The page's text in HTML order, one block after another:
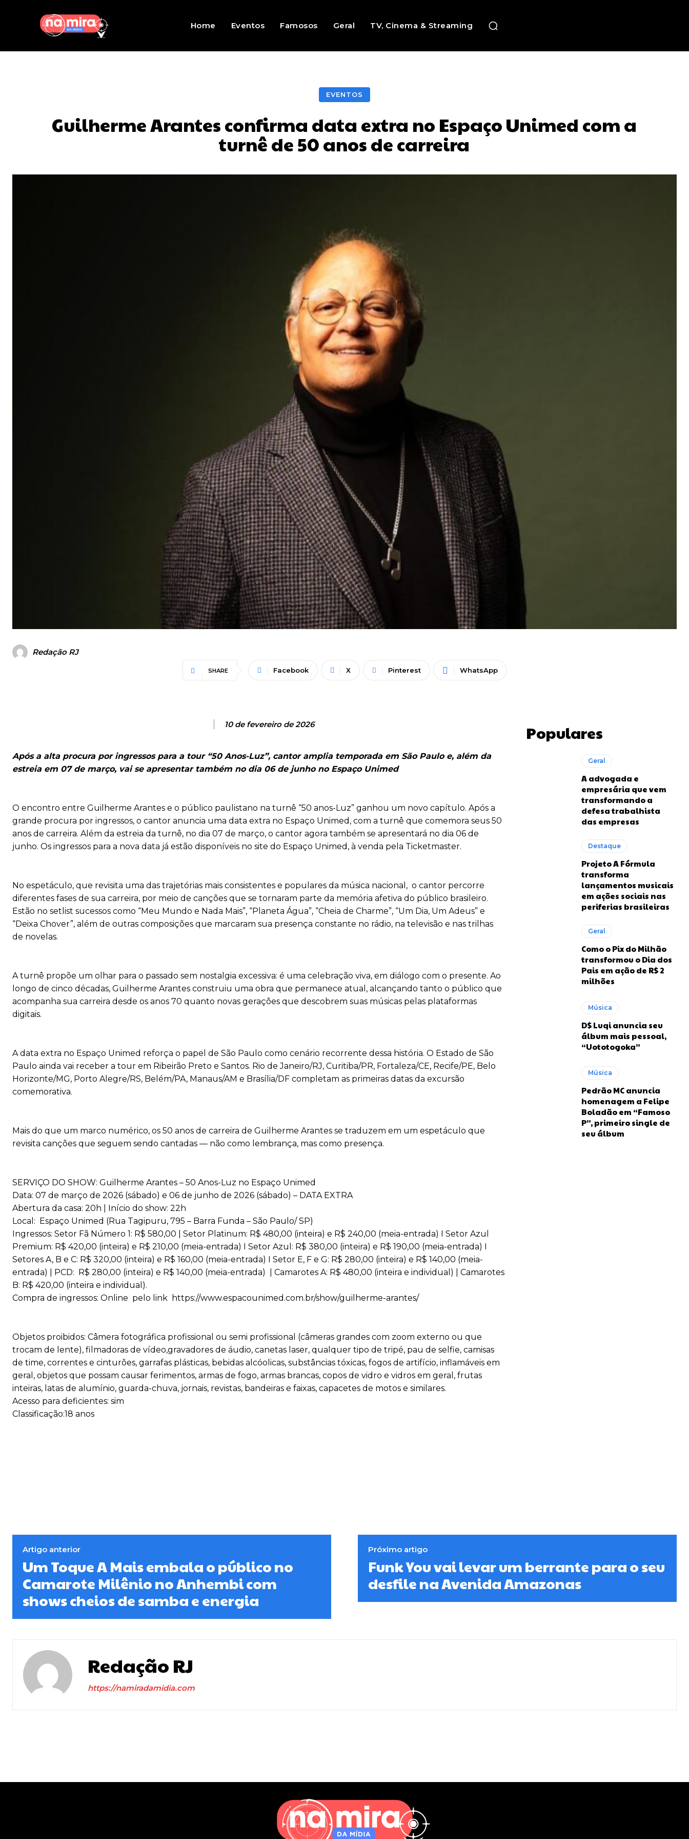
Home Eventos Famosos Geral TV, Cinema & Streaming
EVENTOS
Guilherme Arantes confirma data extra no Espaço Unimed com a
turnê de 50 anos de carreira
Redação RJ
SHARE Facebook X Pinterest WhatsApp
10 de fevereiro de 2026
Após a alta procura por ingressos para a tour “50 Anos-Luz”, cantor amplia temporada em São Paulo e, além da
estreia em 07 de março, vai se apresentar também no dia 06 de junho no Espaço Unimed
O encontro entre Guilherme Arantes e o público paulistano na turnê “50 anos-Luz” ganhou um novo capítulo. Após a
grande procura por ingressos, o cantor anuncia uma data extra no Espaço Unimed, com a turnê que comemora seus 50
anos de carreira. Além da estreia da turnê, no dia 07 de março, o cantor agora também se apresentará no dia 06 de
junho. Os ingressos para a nova data já estão disponíveis no site do Espaço Unimed, à venda pela Ticketmaster.
No espetáculo, que revisita uma das trajetórias mais consistentes e populares da música nacional, o cantor percorre
diferentes fases de sua carreira, por meio de canções que se tornaram parte da memória afetiva do público brasileiro.
Estão no setlist sucessos como “Meu Mundo e Nada Mais”, “Planeta Água”, “Cheia de Charme”, “Um Dia, Um Adeus” e
“Deixa Chover”, além de outras composições que marcaram sua presença constante no rádio, na televisão e nas trilhas
de novelas.
A turnê propõe um olhar para o passado sem nostalgia excessiva: é uma celebração viva, em diálogo com o presente. Ao
longo de cinco décadas, Guilherme Arantes construiu uma obra que permanece atual, alcançando tanto o público que
acompanha sua carreira desde os anos 70 quanto novas gerações que descobrem suas músicas pelas plataformas
digitais.
A data extra no Espaço Unimed reforça o papel de São Paulo como cenário recorrente dessa história. O Estado de São
Paulo ainda vai receber a tour em Ribeirão Preto e Santos. Rio de Janeiro/RJ, Curitiba/PR, Fortaleza/CE, Recife/PE, Belo
Horizonte/MG, Porto Alegre/RS, Belém/PA, Manaus/AM e Brasília/DF completam as primeiras datas da excursão
comemorativa.
Mais do que um marco numérico, os 50 anos de carreira de Guilherme Arantes se traduzem em um espetáculo que
revisita canções que seguem sendo cantadas — não como lembrança, mas como presença.
SERVIÇO DO SHOW: Guilherme Arantes – 50 Anos-Luz no Espaço Unimed
Data: 07 de março de 2026 (sábado) e 06 de junho de 2026 (sábado) – DATA EXTRA
Abertura da casa: 20h | Início do show: 22h
Local: Espaço Unimed (Rua Tagipuru, 795 – Barra Funda – São Paulo/ SP)
Ingressos: Setor Fã Número 1: R$ 580,00 | Setor Platinum: R$ 480,00 (inteira) e R$ 240,00 (meia-entrada) I Setor Azul
Premium: R$ 420,00 (inteira) e R$ 210,00 (meia-entrada) I Setor Azul: R$ 380,00 (inteira) e R$ 190,00 (meia-entrada) I
Setores A, B e C: R$ 320,00 (inteira) e R$ 160,00 (meia-entrada) I Setor E, F e G: R$ 280,00 (inteira) e R$ 140,00 (meia-
entrada) | PCD: R$ 280,00 (inteira) e R$ 140,00 (meia-entrada) | Camarotes A: R$ 480,00 (inteira e individual) | Camarotes
B: R$ 420,00 (inteira e individual).
Compra de ingressos: Online pelo link https://www.espacounimed.com.br/show/guilherme-arantes/
Objetos proibidos: Câmera fotográfica profissional ou semi profissional (câmeras grandes com zoom externo ou que
trocam de lente), filmadoras de vídeo,gravadores de áudio, canetas laser, qualquer tipo de tripé, pau de selfie, camisas
de time, correntes e cinturões, garrafas plásticas, bebidas alcóolicas, substâncias tóxicas, fogos de artifício, inflamáveis em
geral, objetos que possam causar ferimentos, armas de fogo, armas brancas, copos de vidro e vidros em geral, frutas
inteiras, latas de alumínio, guarda-chuva, jornais, revistas, bandeiras e faixas, capacetes de motos e similares.
Acesso para deficientes: sim
Classificação:18 anos
Populares
Geral
A advogada e
empresária que vem
transformando a
defesa trabalhista
das empresas
Destaque
Projeto A Fórmula
transforma
lançamentos musicais
em ações sociais nas
periferias brasileiras
Geral
Como o Pix do Milhão
transformou o Dia dos
Pais em ação de R$ 2
milhões
Música
D$ Luqi anuncia seu
álbum mais pessoal,
“Uototogoka”
Música
Pedrão MC anuncia
homenagem a Felipe
Boladão em “Famoso
P”, primeiro single de
seu álbum
Artigo anterior
Um Toque A Mais embala o público no
Camarote Milênio no Anhembi com
shows cheios de samba e energia
Próximo artigo
Funk You vai levar um berrante para o seu
desfile na Avenida Amazonas
Redação RJ
https://namiradamidia.com